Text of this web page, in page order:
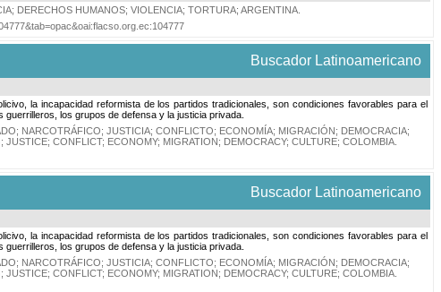
; DERECHOS HUMANOS; VIOLENCIA; TORTURA; ARGENTINA
Buscador Latinoamericano
la incapacidad reformista de los partidos tradicionales, son condiciones favorables para el
los grupos de defensa y la justicia privada.
; NARCOTRÁFICO; JUSTICIA; CONFLICTO; ECONOMÍA; MIGRACIÓN; DEMOCRACIA;
; JUSTICE; CONFLICT; ECONOMY; MIGRATION; DEMOCRACY; CULTURE; COLOMBIA
Buscador Latinoamericano
la incapacidad reformista de los partidos tradicionales, son condiciones favorables para el
los grupos de defensa y la justicia privada.
; NARCOTRÁFICO; JUSTICIA; CONFLICTO; ECONOMÍA; MIGRACIÓN; DEMOCRACIA;
; JUSTICE; CONFLICT; ECONOMY; MIGRATION; DEMOCRACY; CULTURE; COLOMBIA